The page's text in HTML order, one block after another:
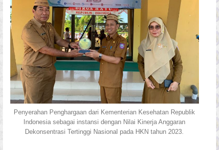
Penyerahan Penghargaan dari Kementerian Kesehatan Republik
Indonesia sebagai instansi dengan Nilai Kinerja Anggaran
Dekonsentrasi Tertinggi Nasional pada HKN tahun 2023.